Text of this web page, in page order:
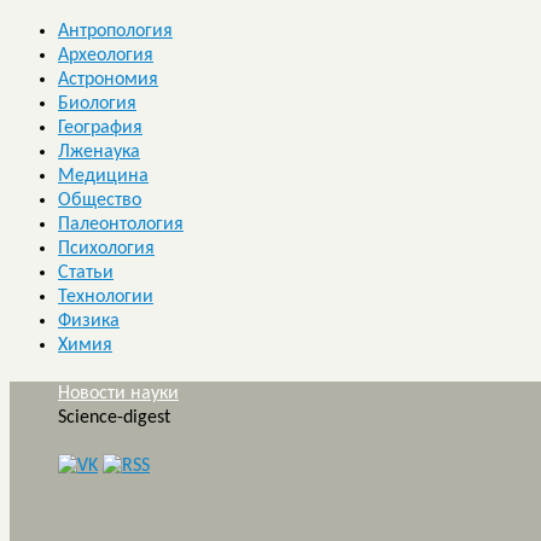
Антропология
Археология
Астрономия
Биология
География
Лженаука
Медицина
Общество
Палеонтология
Психология
Статьи
Технологии
Физика
Химия
Новости науки
Science-digest